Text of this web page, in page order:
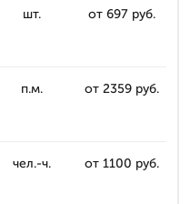
шт. от 697 руб.
п.м. от 2359 руб.
чел.-ч. от 1100 руб.